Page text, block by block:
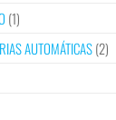
(1)
AUTOMÁTICAS(2)